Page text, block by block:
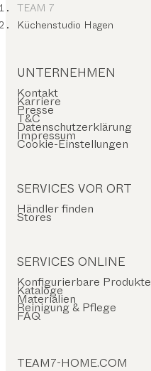
TEAM 7
Küchenstudio Hagen
UNTERNEHMEN
Kontakt
Karriere
Presse
T&C
Datenschutzerklärung
Impressum
Cookie-Einstellungen
SERVICES VOR ORT
Händler finden
Stores
SERVICES ONLINE
Konfigurierbare Produkte
Kataloge
Materialien
Reinigung & Pflege
FAQ
TEAM7-HOME.COM